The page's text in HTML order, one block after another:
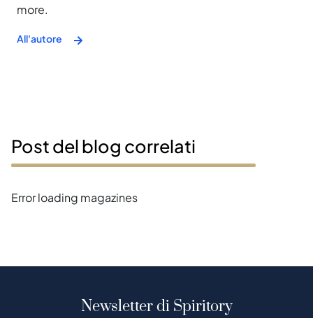
more.
All'autore
Post del blog correlati
Error loading magazines
Newsletter di Spiritory